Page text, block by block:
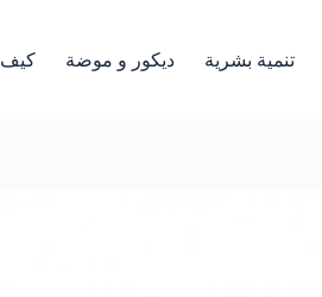
تنمية بشرية ديكور و موضة كيف